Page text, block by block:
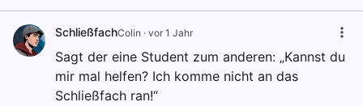
SchließfachColin · vor 1 Jahr
Sagt der eine Student zum anderen: „Kannst du
mir mal helfen? Ich komme nicht an das
Schließfach ran!“